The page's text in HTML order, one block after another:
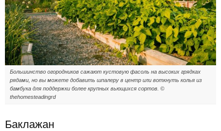
Большинство огородников сажают кустовую фасоль на высоких грядках
рядами, но вы можете добавить шпалеру в центр или воткнуть колья из
бамбука для поддержки более крупных вьющихся сортов. ©
thehomesteadingrd
Баклажан